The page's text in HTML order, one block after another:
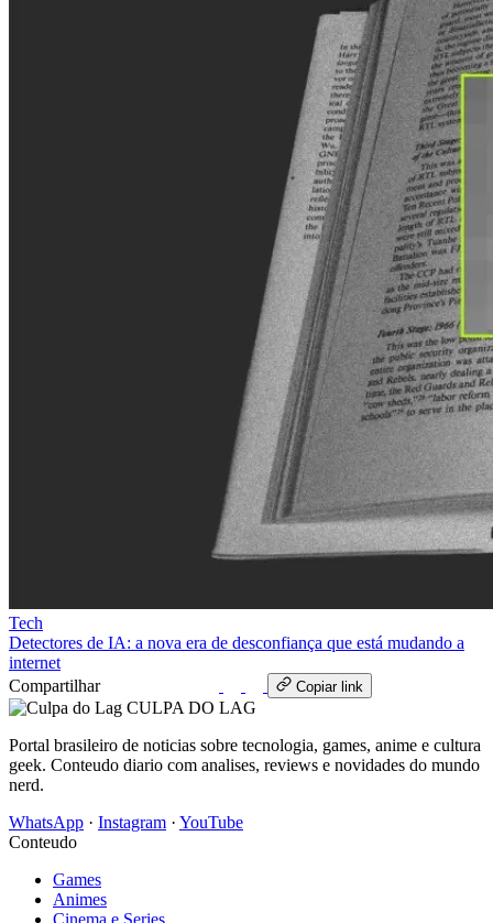
Tech
Detectores de IA: a nova era de desconfiança que está mudando a
internet
Compartilhar
Copiar link
CULPA DO LAG
Portal brasileiro de noticias sobre tecnologia, games, anime e cultura
geek. Conteudo diario com analises, reviews e novidades do mundo
nerd.
WhatsApp · Instagram · YouTube
Conteudo
Games
Animes
Cinema e Series